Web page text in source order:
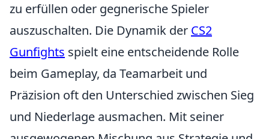
zu erfüllen oder gegnerische Spieler
auszuschalten. Die Dynamik der CS2
Gunfights spielt eine entscheidende Rolle
beim Gameplay, da Teamarbeit und
Präzision oft den Unterschied zwischen Sieg
und Niederlage ausmachen. Mit seiner